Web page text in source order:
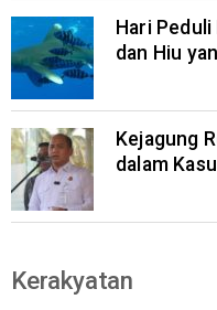
Hari Peduli
dan Hiu
Kejagung
dalam
Kerakyatan